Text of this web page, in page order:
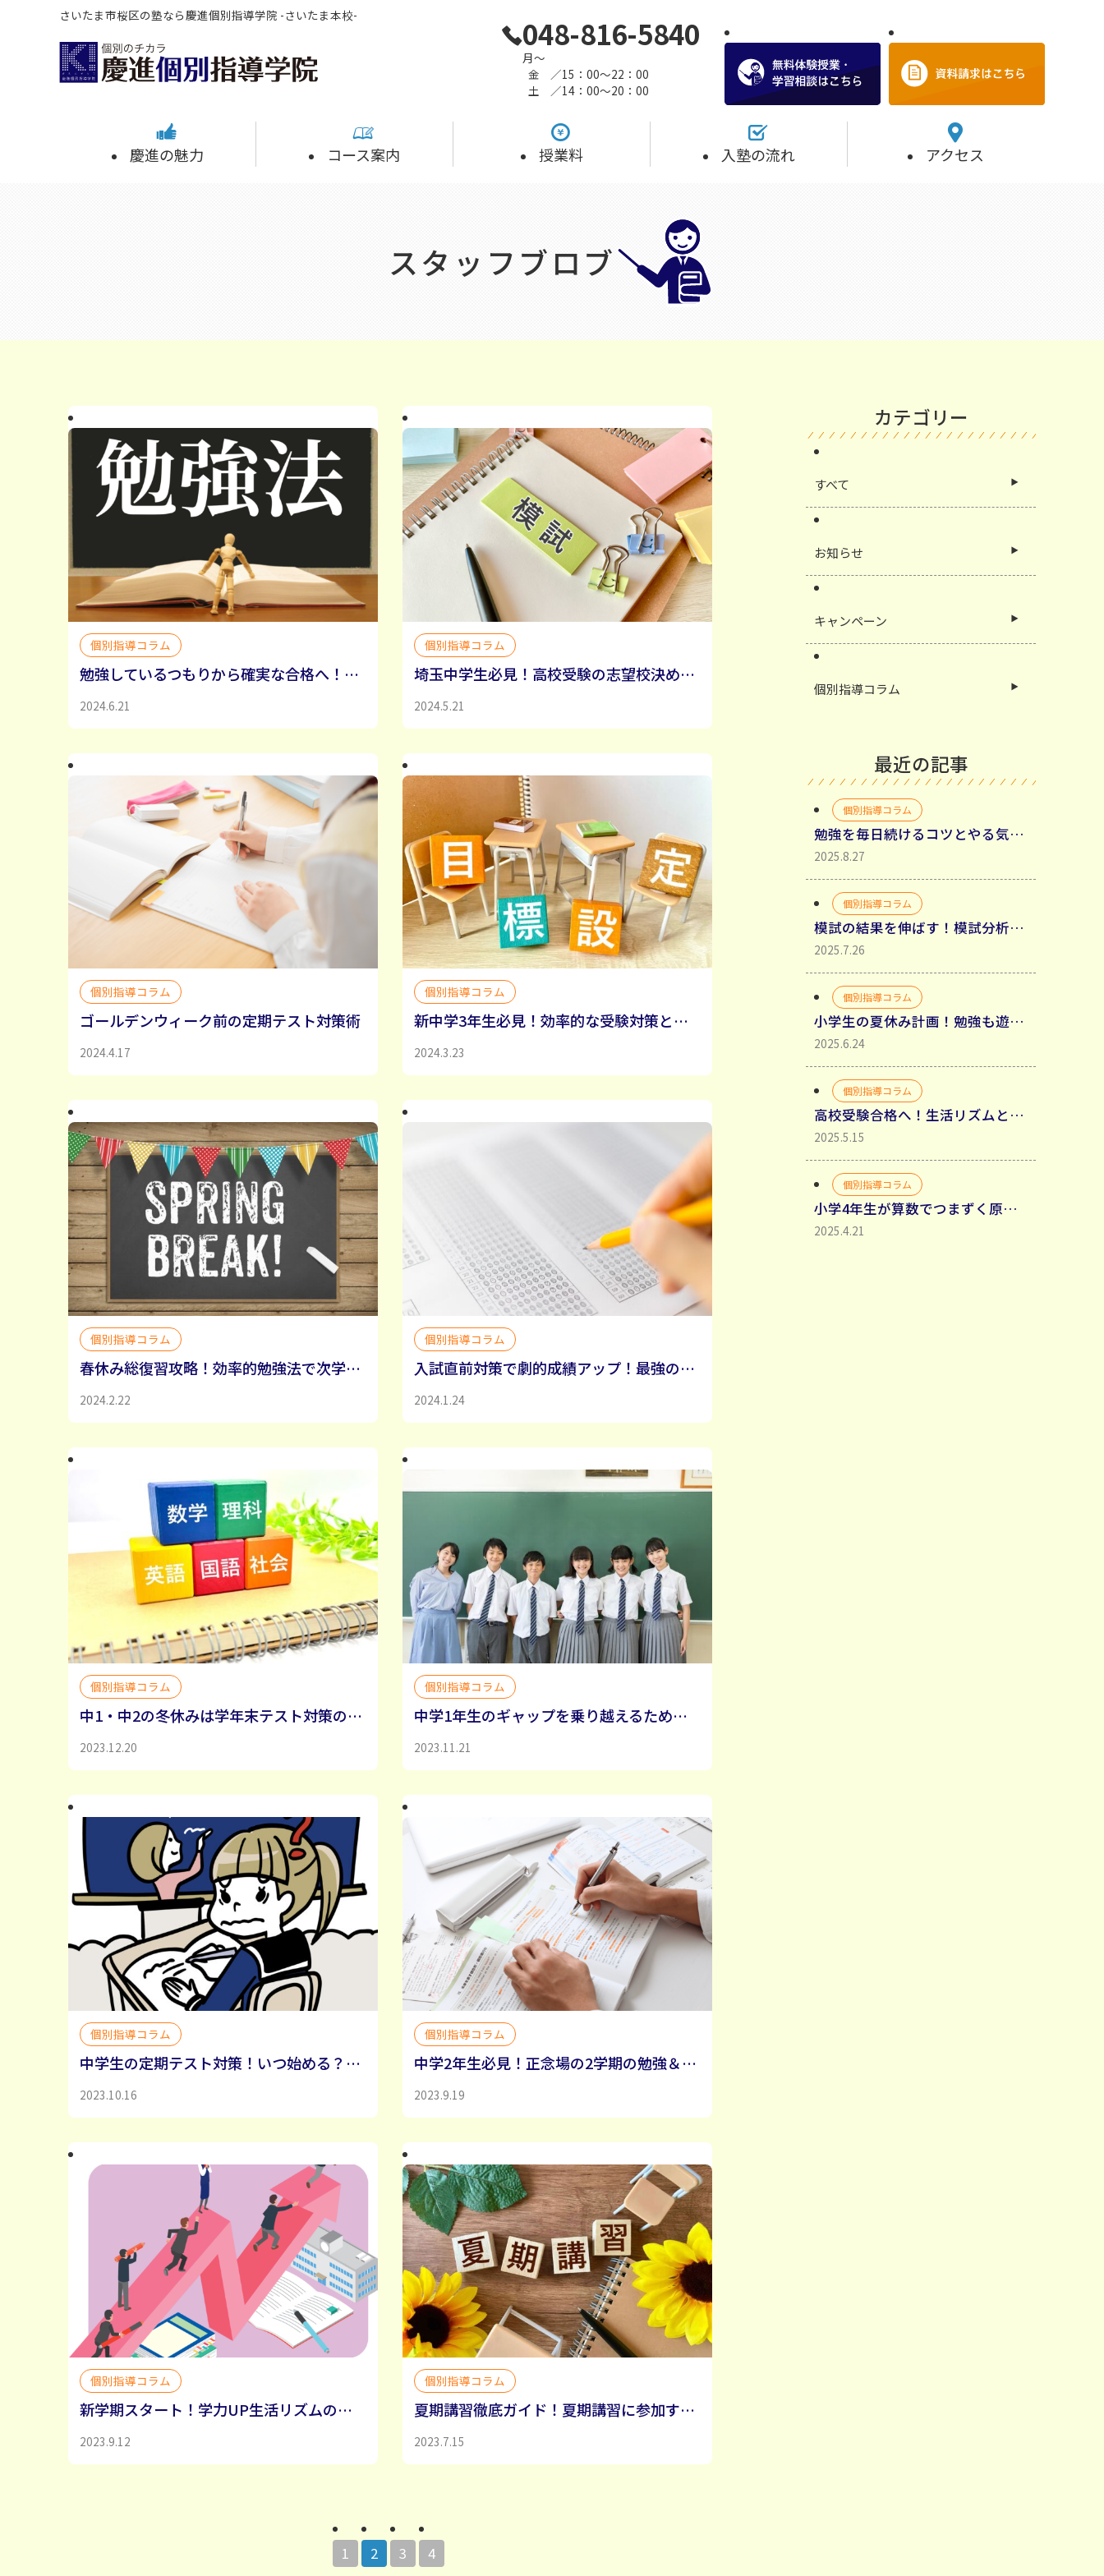
さいたま市桜区の塾なら慶進個別指導学院 -さいたま本校- 048-816-5840
月～
金
／15：00～22：00
土
／14：00～20：00
慶進の魅力 コース案内 授業料 入塾の流れ アクセス
スタッフブロブ
個別指導コラム
勉強しているつもりから確実な合格へ！効果的な学習メソッド大公開
2024.6.21
個別指導コラム
埼玉中学生必見！高校受験の志望校決めのコツ
2024.5.21
個別指導コラム
ゴールデンウィーク前の定期テスト対策術
2024.4.17
個別指導コラム
新中学3年生必見！効率的な受験対策と学年過ごし方
2024.3.23
個別指導コラム
春休み総復習攻略！効率的勉強法で次学年へ
2024.2.22
個別指導コラム
入試直前対策で劇的成績アップ！最強の勉強法と過ごし方
2024.1.24
個別指導コラム
中1・中2の冬休みは学年末テスト対策のチャンス！範囲が広いからこそ、得意科目と苦手科目を分けて対策しよう
2023.12.20
個別指導コラム
中学1年生のギャップを乗り越えるために小学校6年生が準備しておきたいこと
2023.11.21
個別指導コラム
中学生の定期テスト対策！いつ始める？効率的な学習法は？
2023.10.16
個別指導コラム
中学2年生必見！正念場の2学期の勉強＆学習計画攻略法
2023.9.19
個別指導コラム
新学期スタート！学力UP生活リズムの整え方
2023.9.12
個別指導コラム
夏期講習徹底ガイド！夏期講習に参加するメリット
2023.7.15
1 2 3 4
カテゴリー
すべて
お知らせ
キャンペーン
個別指導コラム
最近の記事
個別指導コラム
勉強を毎日続けるコツとやる気を引き出す具体的方法
2025.8.27
個別指導コラム
模試の結果を伸ばす！模試分析からミスの種類を分類して理解する
2025.7.26
個別指導コラム
小学生の夏休み計画！勉強も遊びも充実させるコツ
2025.6.24
個別指導コラム
高校受験合格へ！生活リズムと勉強時間確保・生活リズムを整えるべき理由
2025.5.15
個別指導コラム
小学4年生が算数でつまずく原因と家庭学習法
2025.4.21